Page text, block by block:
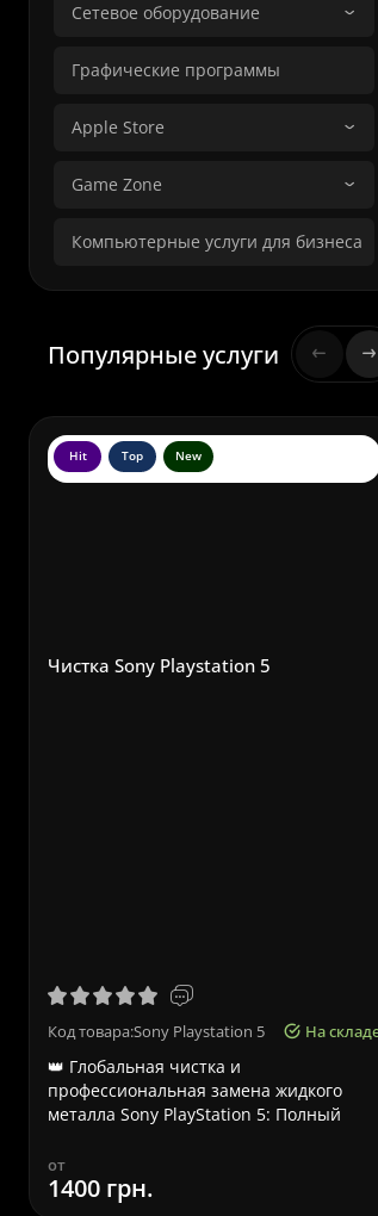
Сетевое оборудование
Графические программы
Apple Store
Game Zone
Компьютерные услуги для бизнеса
Популярные услуги
Hit Top New
Чистка Sony Playstation 5
Код товара:Sony Playstation 5 На
👑 Глобальная чистка и
профессиональная замена жидкого
металла Sony PlayStation 5: Полный
от
1400 грн.